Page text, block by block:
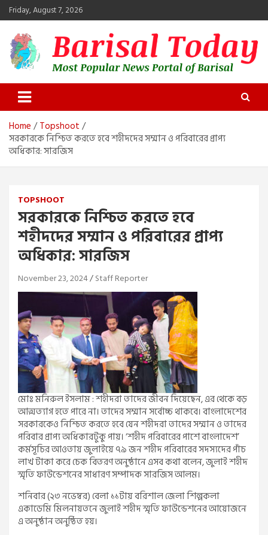
Skip
to
content
Friday, August 7, 2026
Barisal Today
The Most Popular News Portal in Barisal
Home
Topshoot
সরকারকে নিশ্চিত করতে হবে শহীদদের সম্মান ও পরিবারের প্রাপ্য
অধিকার: সারজিস
TOPSHOOT
সরকারকে নিশ্চিত করতে হবে
শহীদদের সম্মান ও পরিবারের প্রাপ্য
অধিকার: সারজিস
November 23, 2024 Staff Reporter
মোঃ মনিরুল ইসলাম : শহীদরা তাদের জীবন দিয়েছেন, এর থেকে বড়
আত্মত্যাগ হতে পারে না। তাদের সম্মান সর্বোচ্চ থাকবে। বাংলাদেশের
সরকারকেও নিশ্চিত করতে হবে যেন শহীদরা তাদের সম্মান ও তাদের
পরিবার প্রাপ্য অধিকারটুকু পায়। ‘শহীদ পরিবারের পাশে বাংলাদেশ’
কর্মসূচির আওতায় জুলাইয়ে ৭৯ জন শহীদ পরিবারের সদস্যদের পাঁচ
লাখ টাকা করে চেক বিতরণ অনুষ্ঠানে এসব কথা বলেন, জুলাই শহীদ
স্মৃতি ফাউন্ডেশনের সাধারণ সম্পাদক সারজিস আলম।
শনিবার (২৩ নভেম্বর) বেলা ১১টায় বরিশাল জেলা শিল্পকলা
একাডেমি মিলনায়তনে জুলাই শহীদ স্মৃতি ফাউন্ডেশনের আয়োজনে
এ অনুষ্ঠান অনুষ্ঠিত হয়।